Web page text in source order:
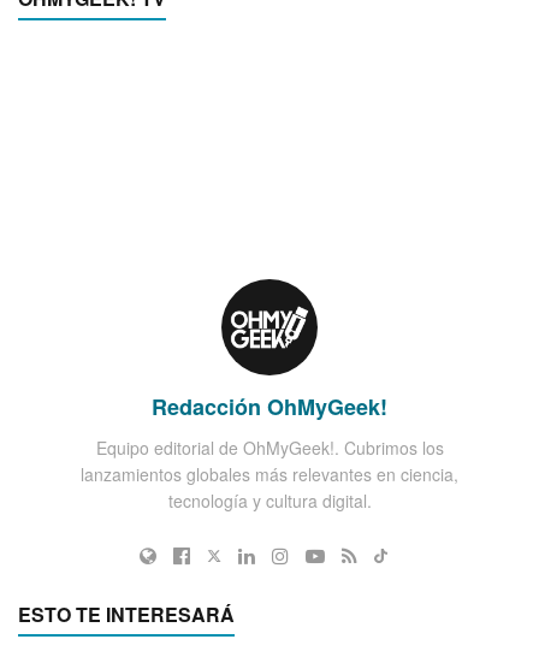
Redacción OhMyGeek!
Equipo editorial de OhMyGeek!. Cubrimos los
lanzamientos globales más relevantes en ciencia,
tecnología y cultura digital.
ESTO TE INTERESARÁ